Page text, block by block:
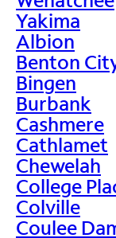
Yakima
Albion
Benton
Bingen
Burbank
Cashmere
Cathlamet
Chewelah
College
Colville
Coulee